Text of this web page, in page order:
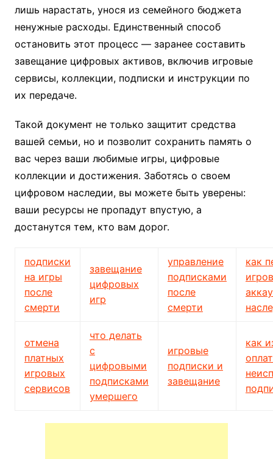
лишь нарастать, унося из семейного бюджета
ненужные расходы. Единственный способ
остановить этот процесс — заранее составить
завещание цифровых активов, включив игровые
сервисы, коллекции, подписки и инструкции по
их передаче.
Такой документ не только защитит средства
вашей семьи, но и позволит сохранить память о
вас через ваши любимые игры, цифровые
коллекции и достижения. Заботясь о своем
цифровом наследии, вы можете быть уверены:
ваши ресурсы не пропадут впустую, а
достанутся тем, кто вам дорог.
подписки
на игры
после
смерти
завещание
цифровых
игр
управление
подписками
после
смерти
как
отмена
платных
игровых
сервисов
что делать
с
цифровыми
подписками
умершего
игровые
подписки и
завещание
как